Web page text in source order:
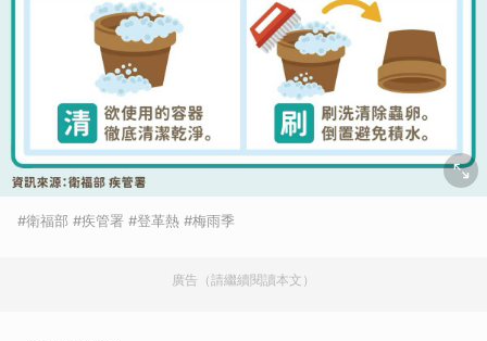
#衛福部 #疾管署 #登革熱 #梅雨季
廣告（請繼續閱讀本文）